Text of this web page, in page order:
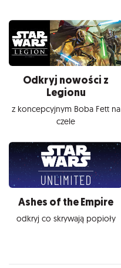
Odkryj nowości z
Legionu
z koncepcyjnym Boba Fett na
czele
Ashes of the Empire
odkryj co skrywają popioły